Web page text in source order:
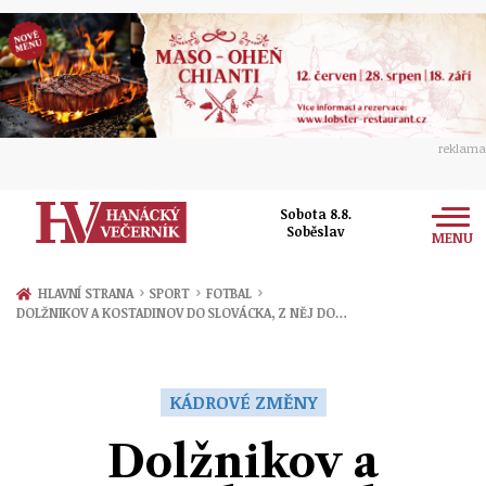
reklama
Sobota 8.8.
Soběslav
MENU
Zprávy
Ekonomika
HLAVNÍ STRANA › SPORT › FOTBAL ›
DOLŽNIKOV A KOSTADINOV DO SLOVÁCKA, Z NĚJ DO…
KÁDROVÉ ZMĚNY
Dolžnikov a